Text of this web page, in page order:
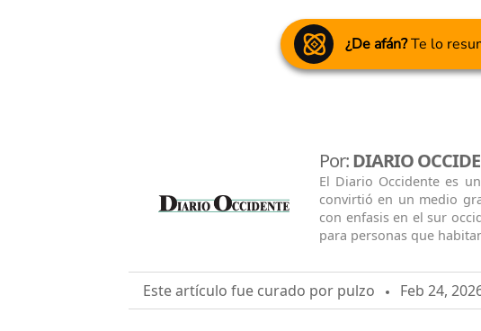
¿De afán?Te lo
Por:DIARIO
El Diario Occidente es
convirtió en un medio
con enfasis en el sur
para personas que
Este artículo fue curado por pulzo Feb 24,